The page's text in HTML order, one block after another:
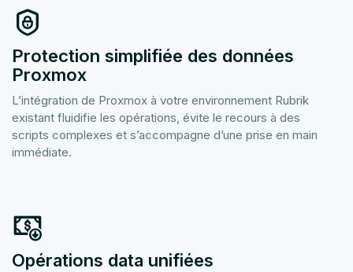
Protection simplifiée des données
Proxmox
L’intégration de Proxmox à votre environnement Rubrik
existant fluidifie les opérations, évite le recours à des
scripts complexes et s’accompagne d’une prise en main
immédiate.
Opérations data unifiées